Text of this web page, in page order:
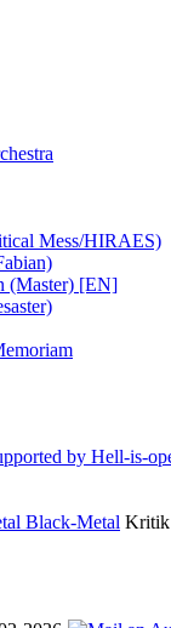
Mess/HIRAES)
(Master) [EN]
Black-Metal Kritik